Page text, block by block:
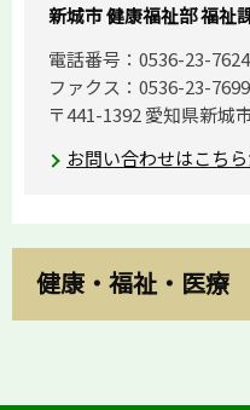
新城市 健康福祉部 福祉
電話番号：0536-23-7624
ファクス：0536-23-7699
〒441-1392 愛知県新城
お問い合わせはこち
健康・福祉・医療